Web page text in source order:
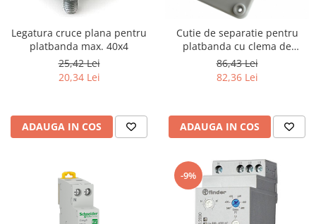
Legatura cruce plana pentru
platbanda max. 40x4
25,42 Lei
20,34 Lei
ADAUGA IN COS
Cutie de separatie pentru
platbanda cu clema de
deconectare
86,43 Lei
82,36 Lei
ADAUGA IN COS
-9%